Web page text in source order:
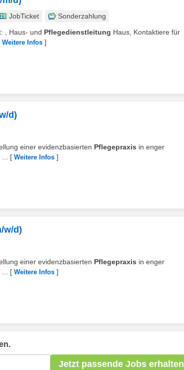
JobTicket
Sonderzahlung
, Haus- und Pflegedienstleitung Haus, Kontaktiere für
Weitere Infos ]
d)
einer evidenzbasierten Pflegepraxis in enger
[ Weitere Infos ]
w/d)
einer evidenzbasierten Pflegepraxis in enger
[ Weitere Infos ]
Jetzt passende Jobs erhalten